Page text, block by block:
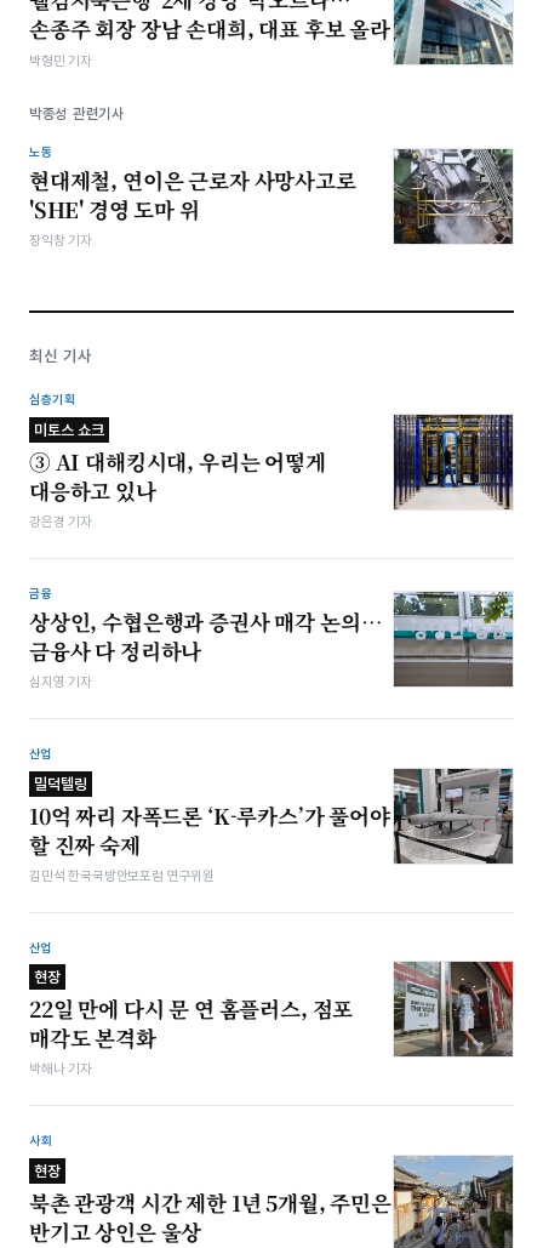
손종주 회장 장남 손대희, 대표 후보 올라
박형민 기자
박종성 관련기사
노동
현대제철, 연이은 근로자 사망사고로
'SHE' 경영 도마 위
장익창 기자
최신 기사
심층기획
미토스 쇼크
③ AI 대해킹시대, 우리는 어떻게
대응하고 있나
강은경 기자
금융
상상인, 수협은행과 증권사 매각 논의…
금융사 다 정리하나
심지영 기자
산업
밀덕텔링
10억 짜리 자폭드론 ‘K-루카스’가 풀어야
할 진짜 숙제
김민석 한국국방안보포럼 연구위원
산업
현장
22일 만에 다시 문 연 홈플러스, 점포
매각도 본격화
박해나 기자
사회
현장
북촌 관광객 시간 제한 1년 5개월, 주민은
반기고 상인은 울상